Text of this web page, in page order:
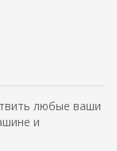
любые ваши
и